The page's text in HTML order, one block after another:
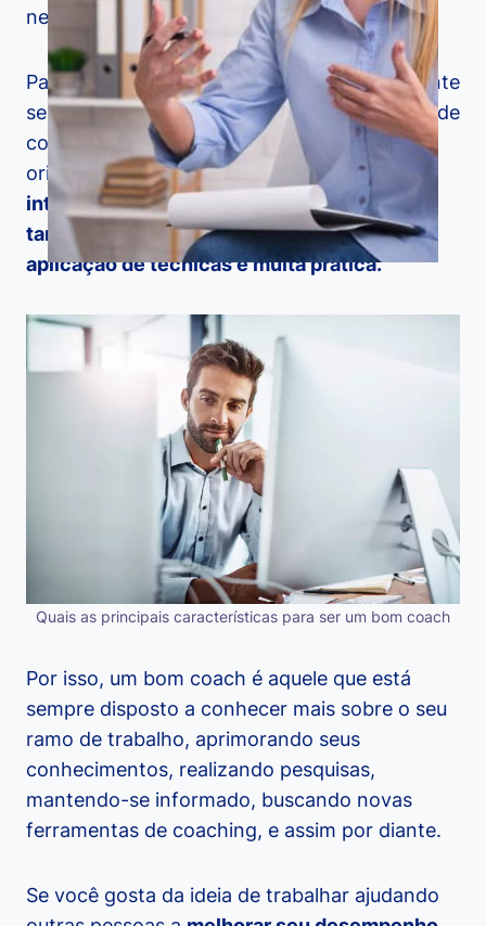
nesse campo de atuação.
Para se dar bem enquanto coach, é importante
ser uma pessoa persuasiva, com habilidades de
comunicação e boa oratória para discursar,
orientar e motivar seus clientes.O mais
interessante é que essas competências
também podem ser desenvolvidas com a
aplicação de técnicas e muita prática.
Quais as principais características para ser um bom coach
Por isso, um bom coach é aquele que está
sempre disposto a conhecer mais sobre o seu
ramo de trabalho, aprimorando seus
conhecimentos, realizando pesquisas,
mantendo-se informado, buscando novas
ferramentas de coaching, e assim por diante.
Se você gosta da ideia de trabalhar ajudando